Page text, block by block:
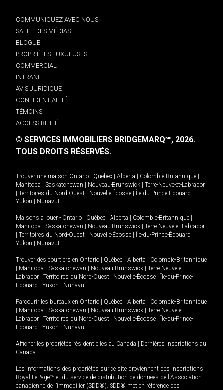
COMMUNIQUEZ AVEC NOUS
SALLE DES MÉDIAS
BLOGUE
PROPRIÉTÉS LUXUEUSES
COMMERCIAL
INTRANET
AVIS JURIDIQUE
CONFIDENTIALITÉ
TÉMOINS
ACCESSIBILITÉ
© SERVICES IMMOBILIERS BRIDGEMARQMD, 2026.
TOUS DROITS RÉSERVÉS.
Trouver une maison Ontario Québec Alberta Colombie-Britannique
Manitoba
Saskatchewan Nouveau-Brunswick
Terre-Neuve-et-Labrador
Territoires du Nord-Ouest Nouvelle-Écosse Île-du-Prince-Édouard
Yukon
Nunavut.
Maisons à louer - Ontario Québec Alberta Colombie-Britannique
Manitoba
Saskatchewan Nouveau-Brunswick
Terre-Neuve-et-Labrador
Territoires du Nord-Ouest Nouvelle-Écosse Île-du-Prince-Édouard
Yukon
Nunavut.
Trouver des courtiers en Ontario Québec Alberta
Colombie-Britannique
Manitoba Saskatchewan Nouveau-Brunswick
Terre-Neuve-et-
Labrador
Territoires du Nord-Ouest Nouvelle-Écosse
Île-du-Prince-
Édouard
Yukon Nunavut
Parcourir les bureaux en Ontario Québec Alberta
Colombie-Britannique
Manitoba Saskatchewan Nouveau-Brunswick
Terre-Neuve-et-
Labrador
Territoires du Nord-Ouest Nouvelle-Écosse
Île-du-Prince-
Édouard
Yukon Nunavut
Afficher les propriétés résidentielles au Canada
Dernières inscriptions au
Canada
Les informations des propriétés sur ce site proviennent des inscriptions
Royal LePageMD et du service de distribution de données de l'Association
canadienne de l’immobilier (SDD®). SDD® met en référence des